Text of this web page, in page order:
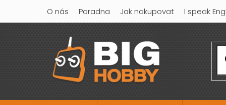
obsah
O nás Poradna Jak nakupovat I speak